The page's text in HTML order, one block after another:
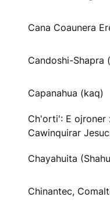
Cana Coaunera
Candoshi-Shapra
Capanahua (kaq)
Ch'orti': E ojroner
Cawinquirar
Chayahuita
Chinantec,